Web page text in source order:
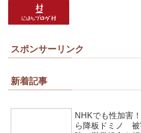
スポンサーリンク
新着記事
NHKでも性加害
ら降板ドミノ 被